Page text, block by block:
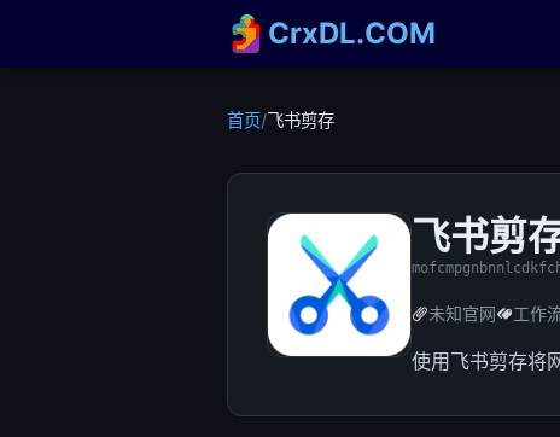
CrxDL.COM
首页/飞书剪存
飞书剪
未知官网 工作
使用飞书剪存将